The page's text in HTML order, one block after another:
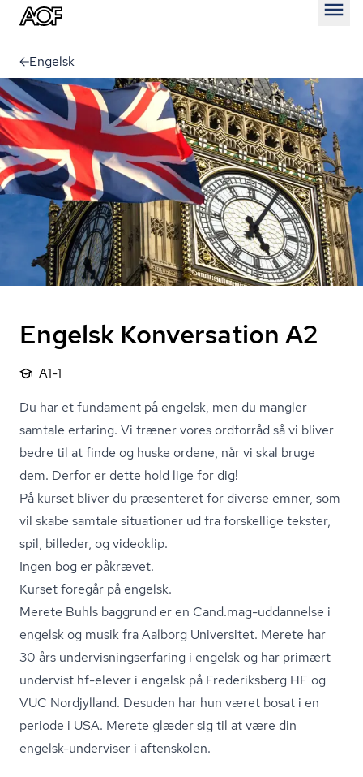
Engelsk
Engelsk Konversation A2
A1-1
Du har et fundament på engelsk, men du mangler
samtale erfaring. Vi træner vores ordforråd så vi bliver
bedre til at finde og huske ordene, når vi skal bruge
dem. Derfor er dette hold lige for dig!
På kurset bliver du præsenteret for diverse emner, som
vil skabe samtale situationer ud fra forskellige tekster,
spil, billeder, og videoklip.
Ingen bog er påkrævet.
Kurset foregår på engelsk.
Merete Buhls baggrund er en Cand.mag-uddannelse i
engelsk og musik fra Aalborg Universitet. Merete har
30 års un­der­vis­ning­ser­fa­ring i engelsk og har primært
undervist hf-elever i engelsk på Frederiksberg HF og
VUC Nordjylland. Desuden har hun været bosat i en
periode i USA. Merete glæder sig til at være din
engelsk-underviser i aftenskolen.